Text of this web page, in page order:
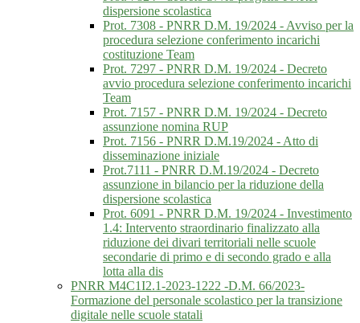
dispersione scolastica
Prot. 7308 - PNRR D.M. 19/2024 - Avviso per la
procedura selezione conferimento incarichi
costituzione Team
Prot. 7297 - PNRR D.M. 19/2024 - Decreto
avvio procedura selezione conferimento incarichi
Team
Prot. 7157 - PNRR D.M. 19/2024 - Decreto
assunzione nomina RUP
Prot. 7156 - PNRR D.M.19/2024 - Atto di
disseminazione iniziale
Prot.7111 - PNRR D.M.19/2024 - Decreto
assunzione in bilancio per la riduzione della
dispersione scolastica
Prot. 6091 - PNRR D.M. 19/2024 - Investimento
1.4: Intervento straordinario finalizzato alla
riduzione dei divari territoriali nelle scuole
secondarie di primo e di secondo grado e alla
lotta alla dis
PNRR M4C1I2.1-2023-1222 -D.M. 66/2023-
Formazione del personale scolastico per la transizione
digitale nelle scuole statali